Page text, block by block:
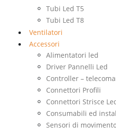
Tubi Led T5
Tubi Led T8
Ventilatori
Accessori
Alimentatori led
Driver Pannelli Led
Controller –
Connettori Profili
Connettori Strisce
Consumabili ed
Sensori di